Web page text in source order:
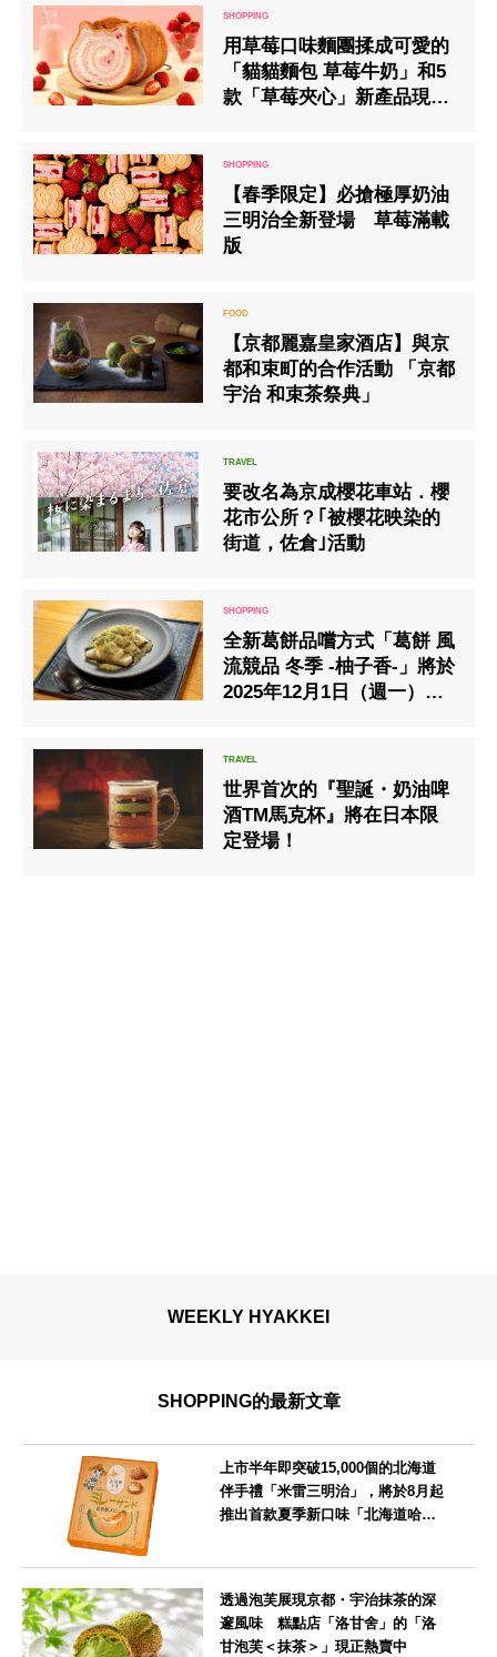
用草莓口味麵團揉成可愛的
「貓貓麵包 草莓牛奶」和5
款「草莓夾心」新產品現已
【春季限定】必搶極厚奶油
三明治全新登場 草莓滿載
版
【京都麗嘉皇家酒店】與京
都和束町的合作活動 「京都
宇治 和束茶祭典」
要改名為京成櫻花車站．櫻
花市公所？｢被櫻花映染的
街道，佐倉｣活動
全新葛餅品嚐方式「葛餅 風
流競品 冬季 ‐柚子香‐」將於
2025年12月1日（週一）起
世界首次的『聖誕・奶油啤
酒TM馬克杯』將在日本限
定登場！
WEEKLY HYAKKEI
SHOPPING的最新文章
上市半年即突破15,000個的北海道
伴手禮「米雷三明治」，將於8月起
推出首款夏季新口味「北海道哈密
透過泡芙展現京都・宇治抹茶的深
邃風味 糕點店「洛甘舍」的「洛
甘泡芙＜抹茶＞」現正熱賣中